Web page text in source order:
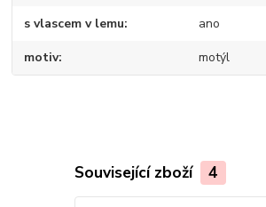
s vlascem v lemu ano
motiv motýl
Související zboží 4